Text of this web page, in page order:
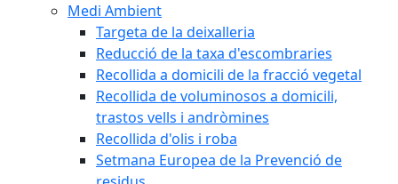
Medi Ambient
Targeta de la deixalleria
Reducció de la taxa d'escombraries
Recollida a domicili de la fracció vegetal
Recollida de voluminosos a domicili,
trastos vells i andròmines
Recollida d'olis i roba
Setmana Europea de la Prevenció de